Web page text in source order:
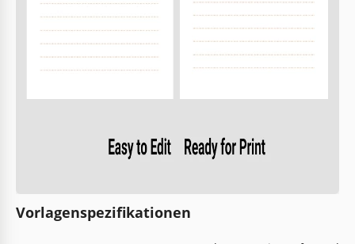
Vorlagenspezifikationen